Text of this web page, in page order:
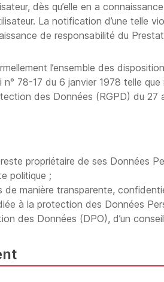
dès qu’elle en a
La notification d’une
de responsabilité du
l’ensemble des
78-17 du 6 janvier 1978 telle
des Données (RGPD) du 27
propriétaire de ses Données
politique ;
manière transparente,
à la protection des Données
des Données (DPO), d’un